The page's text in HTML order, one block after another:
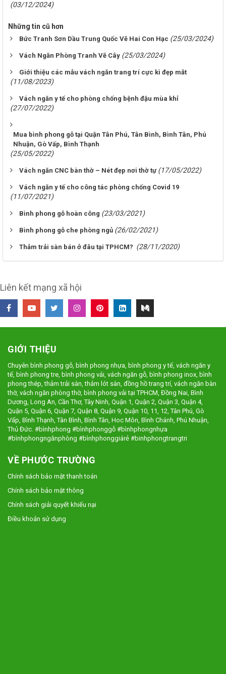
(03/12/2024)
Những tin cũ hơn
Bức Tranh Sơn Dầu Trung Quốc Vẽ Hai Con Hạc (25/03/2024)
Vách Ngăn Phòng Tranh Vẽ Cây (25/03/2024)
Giới thiệu các mẫu vách ngăn trang trí cực kì đẹp mắt
(11/08/2023)
Vách ngăn y tế cho phòng chống bệnh đậu mùa khỉ
(27/07/2022)
Mua bình phong gỗ tại Quận Tân Phú, Tân Bình, Bình Tân, Phú
Nhuận, Gò Vấp, Bình Thạnh
(25/05/2022)
Vách ngăn CNC bàn thờ – Nét đẹp nơi thờ tự (17/05/2022)
Vách ngăn y tế cho công tác phòng chống Covid 19
(11/07/2021)
Bình phong gỗ hoàn công (23/03/2021)
Bình phong gỗ che phòng ngủ (26/02/2021)
Thảm trải sàn bán ở đâu tại TPHCM? (28/11/2020)
Liên kết mạng xã hội
GIỚI THIỆU
Chuyên bình phong gỗ, bình phong nhựa, bình phong y tế, vách ngăn y
tế, bình phong tre, bình phong vải, vách ngăn gỗ, bình phong inox, bình
phong thép, thảm trải sàn, thảm lót sàn, đồng hồ trang trí, vách ngăn bàn
thờ, vách ngăn phòng thờ, bình phong vải tại TPHCM, Đồng Nai, Bình
Dương, Long An, Cần Thơ, Tây Ninh, Quận 1, Quận 2, Quận 3, Quận 4,
Quận 5, Quận 6, Quận 7, Quận 8, Quận 9, Quận 10, 11, 12, Tân Phú, Gò
Vấp, Bình Thạnh, Tân Bình, Bình Tân, Hoc Môn, Bình Chánh, Phú Nhuận,
Thủ Đức. #bìnhphong #bìnhphonggỗ #bìnhphongnhựa
#bìnhphongngănphòng #bìnhphonggiárẻ #binhphongtrangtri
VỀ PHƯỚC TRƯỜNG
Chính sách bảo mật thanh toán
Chính sách bảo mật thông
Chính sách giải quyết khiếu nại
Điều khoản sử dụng